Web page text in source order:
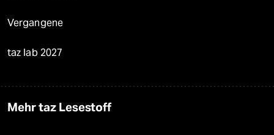
Vergangene
taz lab 2027
Mehr taz Lesestoff